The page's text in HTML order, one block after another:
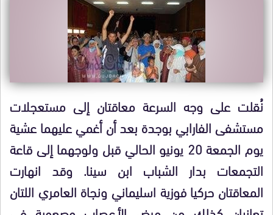
نُقلت على وجه السرعة معاقتان إلى مستعجلات
مستشفى الفارابي بوجدة بعد أن أغمي عليهما عشية
يوم الجمعة 20 يونيو الحالي قبل ولوجهما إلى قاعة
التجمعات بدار الشباب ابن سينا. وقد انهارت
المعاقتان حركيا فوزية اسليماني ونجاة العامري اللتان